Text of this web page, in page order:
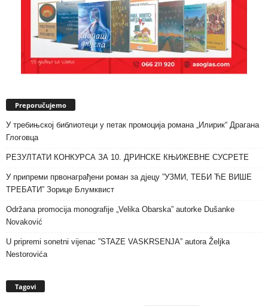
Preporučujemo
У требињској библиотеци у петак промоција романа „Илирик“ Драгана
Глоговца
РЕЗУЛТАТИ КОНКУРСА ЗА 10. ДРИНСКЕ КЊИЖЕВНЕ СУСРЕТЕ
У припреми првонаграђени роман за дјецу ”УЗМИ, ТЕБИ ЋЕ ВИШЕ
ТРЕБАТИ” Зорице Блумквист
Održana promocija monografije „Velika Obarska” autorke Dušanke
Novaković
U pripremi sonetni vijenac ”STAZE VASKRSENJA” autora Željka
Nestorovića
Tagovi